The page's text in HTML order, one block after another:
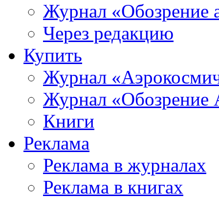
Журнал «Обозрение
Через редакцию
Купить
Журнал
Журнал «Обозрение
Книги
Реклама
Реклама в журналах
Реклама в книгах